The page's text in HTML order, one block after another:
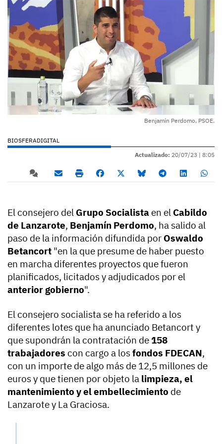
Benjamín Perdomo, PSOE.
BIOSFERADIGITAL
Actualizado: 20/07/23 | 8:05
El consejero del Grupo Socialista en el Cabildo
de Lanzarote, Benjamín Perdomo, ha salido al
paso de la información difundida por Oswaldo
Betancort "en la que presume de haber puesto
en marcha diferentes proyectos que fueron
planificados, licitados y adjudicados por el
anterior gobierno".
El consejero socialista se ha referido a los
diferentes lotes que ha anunciado Betancort y
que supondrán la contratación de 158
trabajadores con cargo a losfondos FDECAN,
con un importe de algo más de 12,5 millones de
euros y que tienen por objeto la limpieza, el
mantenimiento y el embellecimiento de
Lanzarote y La Graciosa.